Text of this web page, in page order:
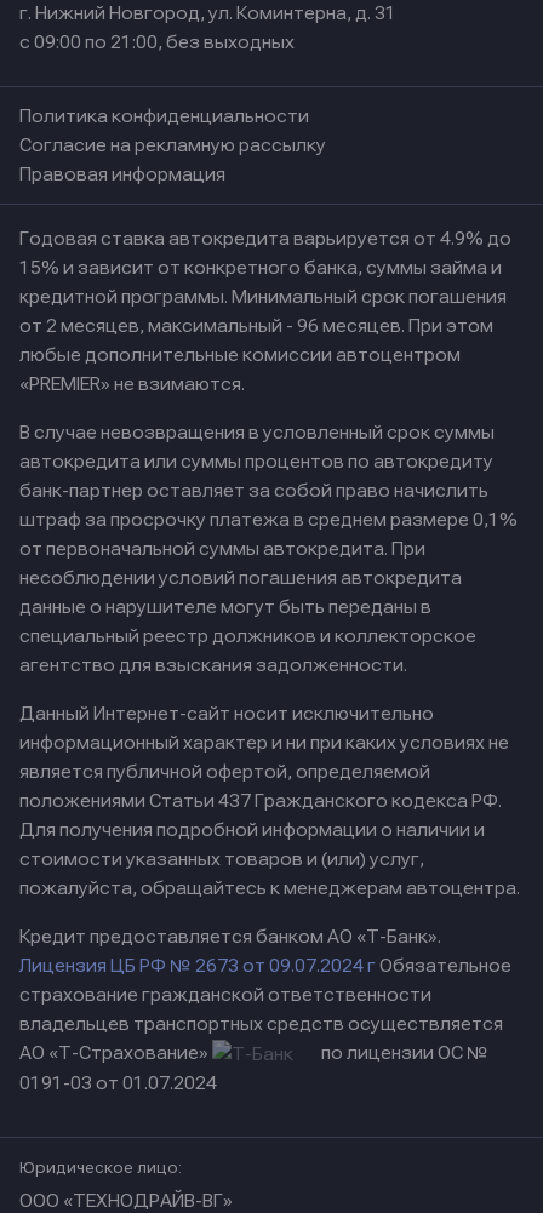
г. Нижний Новгород, ул. Коминтерна, д. 31
с 09:00 по 21:00, без выходных
Политика конфиденциальности
Согласие на рекламную рассылку
Правовая информация
Годовая ставка автокредита варьируется от 4.9% до
15% и зависит от конкретного банка, суммы займа и
кредитной программы. Минимальный срок погашения
от 2 месяцев, максимальный - 96 месяцев. При этом
любые дополнительные комиссии автоцентром
«PREMIER» не взимаются.
В случае невозвращения в условленный срок суммы
автокредита или суммы процентов по автокредиту
банк-партнер оставляет за собой право начислить
штраф за просрочку платежа в среднем размере 0,1%
от первоначальной суммы автокредита. При
несоблюдении условий погашения автокредита
данные о нарушителе могут быть переданы в
специальный реестр должников и коллекторское
агентство для взыскания задолженности.
Данный Интернет-сайт носит исключительно
информационный характер и ни при каких условиях не
является публичной офертой, определяемой
положениями Статьи 437 Гражданского кодекса РФ.
Для получения подробной информации о наличии и
стоимости указанных товаров и (или) услуг,
пожалуйста, обращайтесь к менеджерам автоцентра.
Кредит предоставляется банком АО «Т-Банк».
Лицензия ЦБ РФ № 2673 от 09.07.2024 гОбязательное
страхование гражданской ответственности
владельцев транспортных средств осуществляется
АО «Т-Страхование»
по лицензии ОС №
0191-03 от 01.07.2024
Юридическое лицо:
ООО «ТЕХНОДРАЙВ-ВГ»